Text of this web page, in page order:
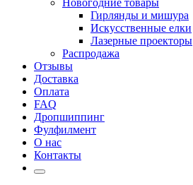
Новогодние товары
Гирлянды и мишура
Искусственные елки
Лазерные проекторы
Распродажа
Отзывы
Доставка
Оплата
FAQ
Дропшиппинг
Фулфилмент
О нас
Контакты